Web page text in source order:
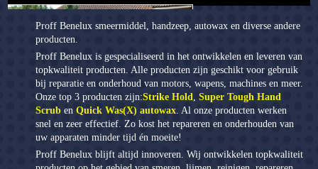
Quick Was(x)
Proff Benelux smeermiddel, handzeep, autowax en diverse andere
producten.
Proff Benelux is gespecialiseerd in het ontwikkelen en leveren van
topkwaliteit producten. Alle producten zijn geschikt voor gebruik
bij reparatie en onderhoud van motors, wapens, machines en meer.
Onze top 3 producten zijn:Strike Hold, Super Tough Hand
Scrub en Quick Was(X) autowax. Al onze producten werken
snel en zeer effectief. Zo kost het repareren en onderhouden van
uw apparaten minder tijd én moeite!
Proff Benelux blijft altijd innoveren. Wij ontwikkelen topkwaliteit